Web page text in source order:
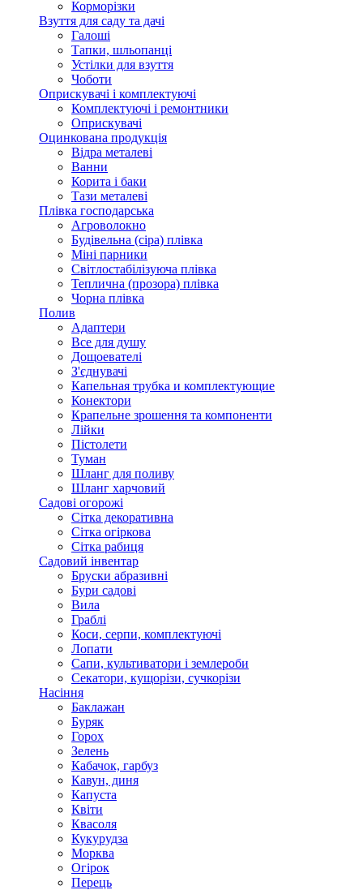
Корморізки
Взуття для саду та дачі
Галоші
Тапки, шльопанці
Устілки для взуття
Чоботи
Оприскувачі і комплектуючі
Комплектуючі і ремонтники
Оприскувачі
Оцинкована продукція
Відра металеві
Ванни
Корита і баки
Тази металеві
Плівка господарська
Агроволокно
Будівельна (сіра) плівка
Міні парники
Світлостабілізуюча плівка
Теплична (прозора) плівка
Чорна плівка
Полив
Адаптери
Все для душу
Дощоевателі
З'єднувачі
Капельная трубка и комплектующие
Конектори
Крапельне зрошення та компоненти
Лійки
Пістолети
Туман
Шланг для поливу
Шланг харчовий
Садові огорожі
Сітка декоративна
Сітка огіркова
Сітка рабиця
Садовий інвентар
Бруски абразивні
Бури садові
Вила
Граблі
Коси, серпи, комплектуючі
Лопати
Сапи, культиватори і землероби
Секатори, кущорізи, сучкорізи
Насіння
Баклажан
Буряк
Горох
Зелень
Кабачок, гарбуз
Кавун, диня
Капуста
Квіти
Квасоля
Кукурудза
Морква
Огірок
Перець